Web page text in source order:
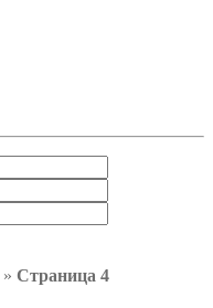
» Страница 4